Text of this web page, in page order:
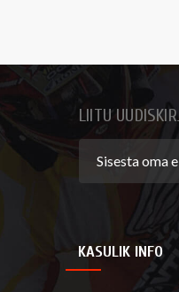
LIITU
KASULIK INFO